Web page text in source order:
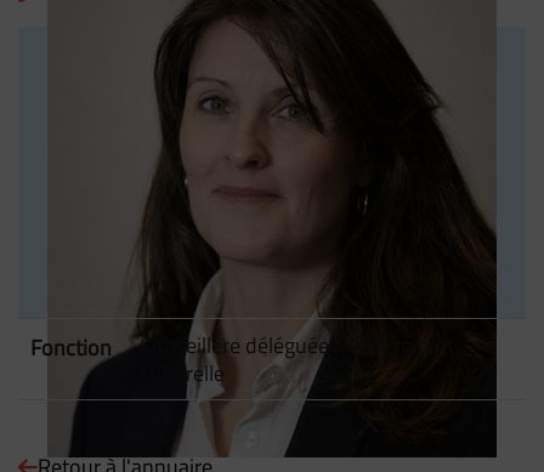
Contenu de la fiche d'annuaire
Fonction
Conseillère déléguée à l'animation
culturelle